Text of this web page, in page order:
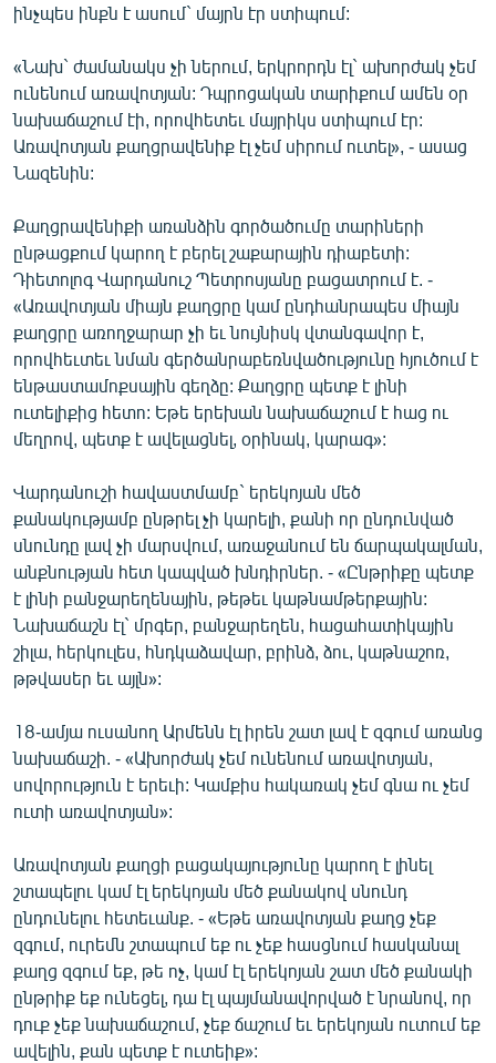
Հայերեն
English
Русский
ՀԵՏԵՎԵՔ ՄԵԶ
«Ազատության» բոլոր կայքերը
ինչպես ինքն է ասում` մայրն էր ստիպում:
«Նախ` ժամանակս չի ներում, երկրորդն էլ` ախորժակ չեմ
ունենում առավոտյան: Դպրոցական տարիքում ամեն օր
նախաճաշում էի, որովհետեւ մայրիկս ստիպում էր:
Առավոտյան քաղցրավենիք էլ չեմ սիրում ուտել», - ասաց
Նազենին:
Քաղցրավենիքի առանձին գործածումը տարիների
ընթացքում կարող է բերել շաքարային դիաբետի:
Դիետոլոգ Վարդանուշ Պետրոսյանը բացատրում է. -
«Առավոտյան միայն քաղցրը կամ ընդհանրապես միայն
քաղցրը առողջարար չի եւ նույնիսկ վտանգավոր է,
որովհեւտեւ նման գերծանրաբեռնվածությունը հյուծում է
ենթաստամոքսային գեղձը: Քաղցրը պետք է լինի
ուտելիքից հետո: Եթե երեխան նախաճաշում է հաց ու
մեղրով, պետք է ավելացնել, օրինակ, կարագ»:
Վարդանուշի հավաստմամբ` երեկոյան մեծ
քանակությամբ ընթրել չի կարելի, քանի որ ընդունված
սնունդը լավ չի մարսվում, առաջանում են ճարպակալման,
անքնության հետ կապված խնդիրներ. - «Ընթրիքը պետք
է լինի բանջարեղենային, թեթեւ կաթնամթերքային:
Նախաճաշն էլ` մրգեր, բանջարեղեն, հացահատիկային
շիլա, հերկուլես, հնդկաձավար, բրինձ, ձու, կաթնաշոռ,
թթվասեր եւ այլն»:
18-ամյա ուսանող Արմենն էլ իրեն շատ լավ է զգում առանց
նախաճաշի. - «Ախորժակ չեմ ունենում առավոտյան,
սովորություն է երեւի: Կամքիս հակառակ չեմ գնա ու չեմ
ուտի առավոտյան»:
Առավոտյան քաղցի բացակայությունը կարող է լինել
շտապելու կամ էլ երեկոյան մեծ քանակով սնունդ
ընդունելու հետեւանք. - «Եթե առավոտյան քաղց չեք
զգում, ուրեմն շտապում եք ու չեք հասցնում հասկանալ
քաղց զգում եք, թե ոչ, կամ էլ երեկոյան շատ մեծ քանակի
ընթրիք եք ունեցել, դա էլ պայմանավորված է նրանով, որ
դուք չեք նախաճաշում, չեք ճաշում եւ երեկոյան ուտում եք
ավելին, քան պետք է ուտեիք»: